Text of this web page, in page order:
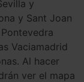
y
y Sant Joan
Vaciamadrid
Al hacer
ver el mapa